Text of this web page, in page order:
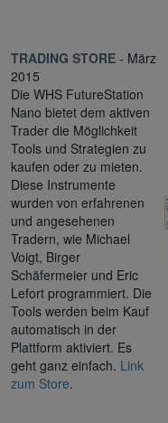
TRADING STORE - März
2015
Die WHS FutureStation
Nano bietet dem aktiven
Trader die Möglichkeit
Tools und Strategien zu
kaufen oder zu mieten.
Diese Instrumente
wurden von erfahrenen
und angesehenen
Tradern, wie Michael
Voigt, Birger
Schäfermeier und Eric
Lefort programmiert. Die
Tools werden beim Kauf
automatisch in der
Plattform aktiviert. Es
geht ganz einfach. Link
zum Store.